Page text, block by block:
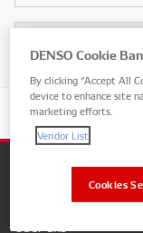
Unternehmen
Über uns
DENSO Cookie
By clicking “Accept All
device to enhance site
marketing efforts.
Vendor List
Cookies